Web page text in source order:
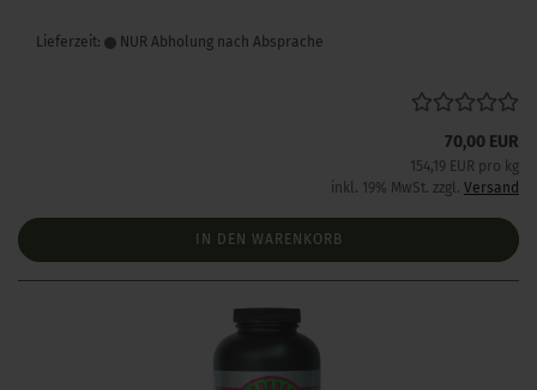
Lieferzeit: NUR Abholung nach Absprache
70,00 EUR
154,19 EUR pro kg
inkl. 19% MwSt. zzgl. Versand
IN DEN WARENKORB